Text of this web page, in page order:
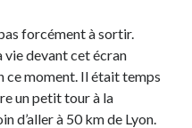
mon choix pour l’avenir
: Aventures Familiales près de
à Caluire dans la Métropole de
forcément à sortir.
vie devant cet écran
ce moment. Il était temps
un petit tour à la
d’aller à 50 km de Lyon.